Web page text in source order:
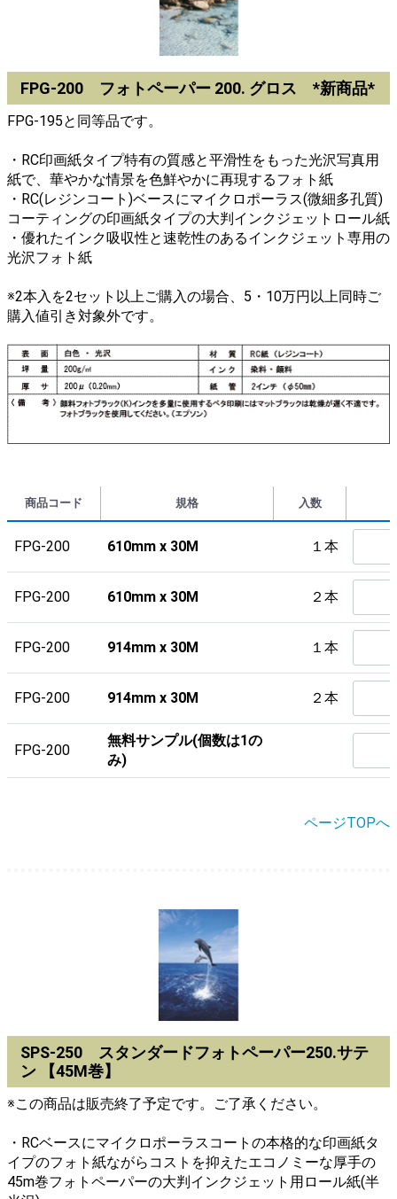
FPG-200 フォトペーパー 200. グロス *新商品*
FPG-195と同等品です。
・RC印画紙タイプ特有の質感と平滑性をもった光沢写真用
紙で、華やかな情景を色鮮やかに再現するフォト紙
・RC(レジンコート)ベースにマイクロポーラス(微細多孔質)
コーティングの印画紙タイプの大判インクジェットロール紙
・優れたインク吸収性と速乾性のあるインクジェット専用の
光沢フォト紙
※2本入を2セット以上ご購入の場合、5・10万円以上同時ご
購入値引き対象外です。
商品コード 規格 入数
FPG-200 610mm x 30M １本
FPG-200 610mm x 30M ２本
FPG-200 914mm x 30M １本
FPG-200 914mm x 30M ２本
FPG-200
無料サンプル(個数は1の
み)
ページTOPへ
SPS-250 スタンダードフォトペーパー250.サテ
ン 【45M巻】
※この商品は販売終了予定です。ご了承ください。
・RCベースにマイクロポーラスコートの本格的な印画紙タ
イプのフォト紙ながらコストを抑えたエコノミーな厚手の
45m巻フォトペーパーの大判インクジェット用ロール紙(半